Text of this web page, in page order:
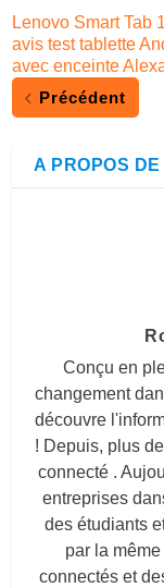
Lenovo Smart Tab
avis test tablette
avec enceinte
Précédent
A PROPOS
Conçu en
changement
découvre
! Depuis, plus de
connecté .
entreprises
des étudiants
par la
connectés et